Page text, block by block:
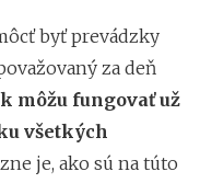
byť prevádzky
za deň
môžu fungovať už
všetkých
je, ako sú na túto